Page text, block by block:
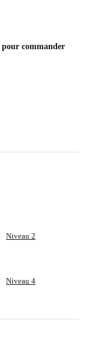
pour commander
Niveau 2
Niveau 4